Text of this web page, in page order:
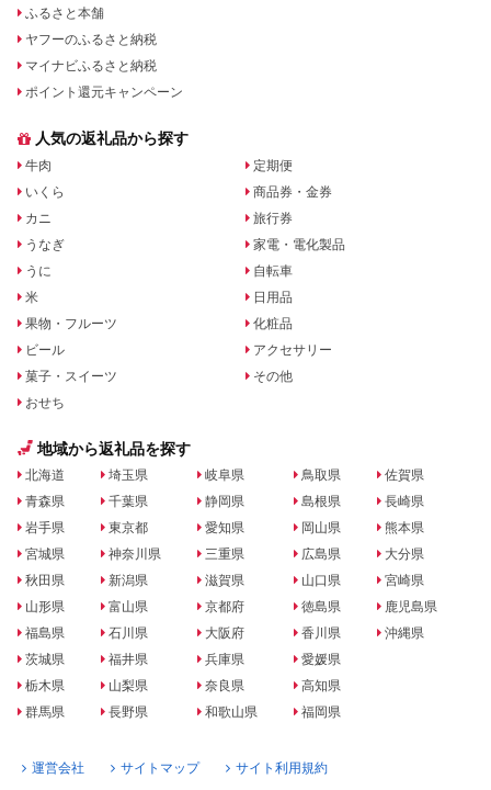
ふるさと本舗
ヤフーのふるさと納税
マイナビふるさと納税
ポイント還元キャンペーン
人気の返礼品から探す
牛肉
いくら
カニ
うなぎ
うに
米
果物・フルーツ
ビール
菓子・スイーツ
おせち
定期便
商品券・金券
旅行券
家電・電化製品
自転車
日用品
化粧品
アクセサリー
その他
地域から返礼品を探す
北海道
青森県
岩手県
宮城県
秋田県
山形県
福島県
茨城県
栃木県
群馬県
埼玉県
千葉県
東京都
神奈川県
新潟県
富山県
石川県
福井県
山梨県
長野県
岐阜県
静岡県
愛知県
三重県
滋賀県
京都府
大阪府
兵庫県
奈良県
和歌山県
鳥取県
島根県
岡山県
広島県
山口県
徳島県
香川県
愛媛県
高知県
福岡県
佐賀県
長崎県
熊本県
大分県
宮崎県
鹿児島県
沖縄県
運営会社 サイトマップ サイト利用規約